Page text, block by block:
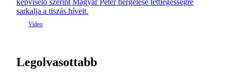
sarkalja a tiszás híveit.
Legolvasottabb